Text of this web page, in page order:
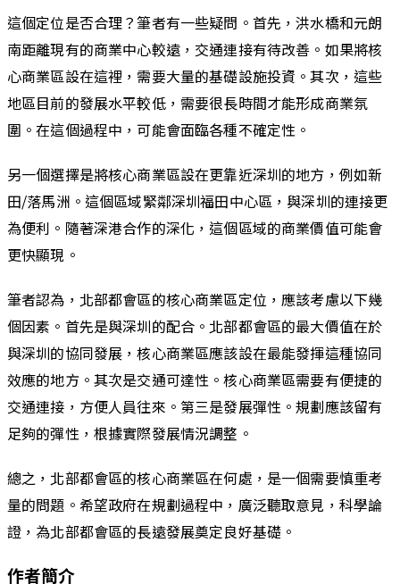
這個定位是否合理？筆者有一些疑問。首先，洪水橋和元朗
南距離現有的商業中心較遠，交通連接有待改善。如果將核
心商業區設在這裡，需要大量的基礎設施投資。其次，這些
地區目前的發展水平較低，需要很長時間才能形成商業氛
圍。在這個過程中，可能會面臨各種不確定性。
另一個選擇是將核心商業區設在更靠近深圳的地方，例如新
田/落馬洲。這個區域緊鄰深圳福田中心區，與深圳的連接更
為便利。隨著深港合作的深化，這個區域的商業價值可能會
更快顯現。
筆者認為，北部都會區的核心商業區定位，應該考慮以下幾
個因素。首先是與深圳的配合。北部都會區的最大價值在於
與深圳的協同發展，核心商業區應該設在最能發揮這種協同
效應的地方。其次是交通可達性。核心商業區需要有便捷的
交通連接，方便人員往來。第三是發展彈性。規劃應該留有
足夠的彈性，根據實際發展情況調整。
總之，北部都會區的核心商業區在何處，是一個需要慎重考
量的問題。希望政府在規劃過程中，廣泛聽取意見，科學論
證，為北部都會區的長遠發展奠定良好基礎。
作者簡介